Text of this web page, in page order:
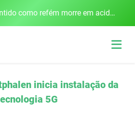
Empresário mantido como refém morre em acidente após assalto em Cerro Largo
inicia instalação da
5G